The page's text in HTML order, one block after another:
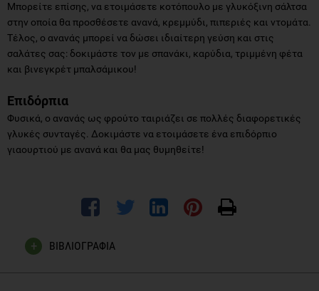
Μπορείτε επίσης, να ετοιμάσετε κοτόπουλο με γλυκόξινη σάλτσα
στην οποία θα προσθέσετε ανανά, κρεμμύδι, πιπεριές και ντομάτα.
Τέλος, ο ανανάς μπορεί να δώσει ιδιαίτερη γεύση και στις
σαλάτες σας: δοκιμάστε τον με σπανάκι, καρύδια, τριμμένη φέτα
και βινεγκρέτ μπαλσάμικου!
Επιδόρπια
Φυσικά, ο ανανάς ως φρούτο ταιριάζει σε πολλές διαφορετικές
γλυκές συνταγές. Δοκιμάστε να ετοιμάσετε ένα επιδόρπιο
γιαουρτιού με ανανά και θα μας θυμηθείτε!
ΒΙΒΛΙΟΓΡΑΦΙΑ